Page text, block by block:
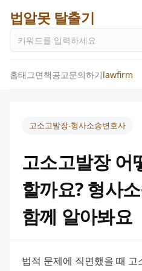
법알못 탈출기
홈태그면책공고문의하기lawfirm
고소고발장-형사소송변호사
고소고발장 어
할까요? 형사
함께 알아봐요
법적 문제에 직면했을 때 고